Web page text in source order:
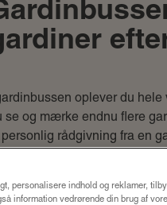
oplever du
se og mærke endnu flere
rådgivning fra en
hvilke gardiner du kan
til dit hjem, inden du
personalisere indhold og reklamer,
information vedrørende din brug af